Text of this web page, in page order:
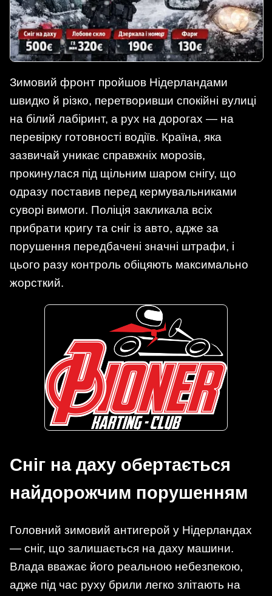
Зимовий фронт пройшов Нідерландами
швидко й різко, перетворивши спокійні вулиці
на білий лабіринт, а рух на дорогах — на
перевірку готовності водіїв. Країна, яка
зазвичай уникає справжніх морозів,
прокинулася під щільним шаром снігу, що
одразу поставив перед кермувальниками
суворі вимоги. Поліція закликала всіх
прибрати кригу та сніг із авто, адже за
порушення передбачені значні штрафи, і
цього разу контроль обіцяють максимально
жорсткий.
Сніг на даху обертається
найдорожчим порушенням
Головний зимовий антигерой у Нідерландах
— сніг, що залишається на даху машини.
Влада вважає його реальною небезпекою,
адже під час руху брили легко злітають на